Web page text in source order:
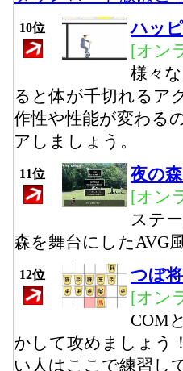
10位
ハッ
[オン
様々
ると体が千切れるア
作性や性能が変わる
アしましょう。
11位
夜の
[オン
ステ
森を舞台にしたAVG
12位
つぼ
[オン
COM
かして攻めましょう
い人はここで練習し